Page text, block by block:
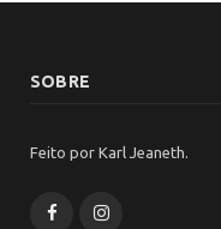
SOBRE
Feito por Karl Jeaneth.
FacebookInstagram